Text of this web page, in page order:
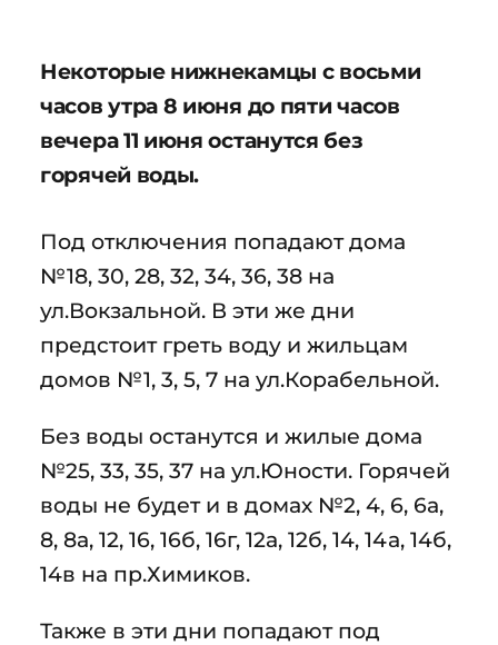
Некоторые нижнекамцы с восьми
часов утра 8 июня до пяти часов
вечера 11 июня останутся без
горячей воды.
Под отключения попадают дома
№18, 30, 28, 32, 34, 36, 38 на
ул.Вокзальной. В эти же дни
предстоит греть воду и жильцам
домов №1, 3, 5, 7 на ул.Корабельной.
Без воды останутся и жилые дома
№25, 33, 35, 37 на ул.Юности. Горячей
воды не будет и в домах №2, 4, 6, 6а,
8, 8а, 12, 16, 16б, 16г, 12а, 12б, 14, 14а, 14б,
14в на пр.Химиков.
Также в эти дни попадают под